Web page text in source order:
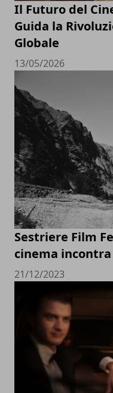
Il Futuro del
Guida la
Globale
13/05/2026
Sestriere Film
cinema
21/12/2023